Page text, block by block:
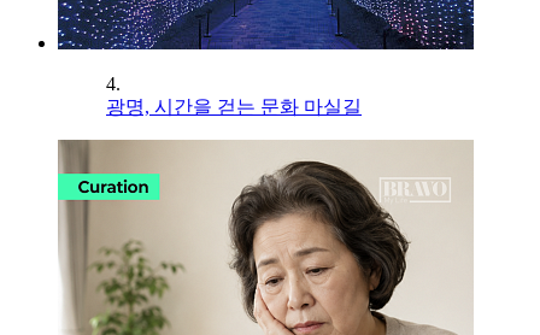
4.
광명, 시간을 걷는 문화 마실길